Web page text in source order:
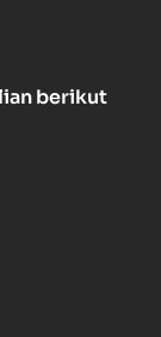
berikut